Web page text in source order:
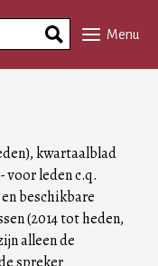
Menu
kwartaalblad
voor leden c.q.
beschikbare
(2014 tot heden,
alleen de